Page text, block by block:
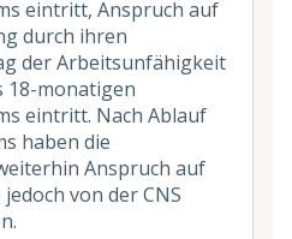
eintritt, Anspruch auf
durch ihren
der Arbeitsunfähigkeit
18-monatigen
eintritt. Nach Ablauf
haben die
Anspruch auf
von der CNS